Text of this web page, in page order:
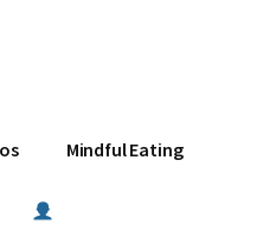
Mindful Eating